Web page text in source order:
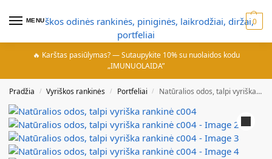
MENU 0
🔥 Karštas pasiūlymas? — Sutaupykite 10% su nuolaidos kodu
„IMUNUOLAIDA”
Pradžia / Vyriškos rankinės / Portfeliai / Natūralios odos, talpi vyriška rankinė c004